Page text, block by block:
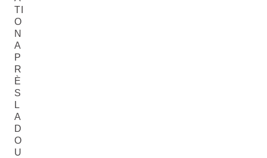
TI
O
N
A
P
R
È
S
L
A
D
O
U